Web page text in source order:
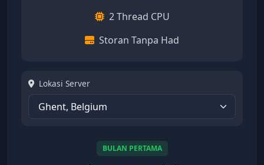
2 Thread CPU
Storan Tanpa Had
Lokasi Server
BULAN PERTAMA